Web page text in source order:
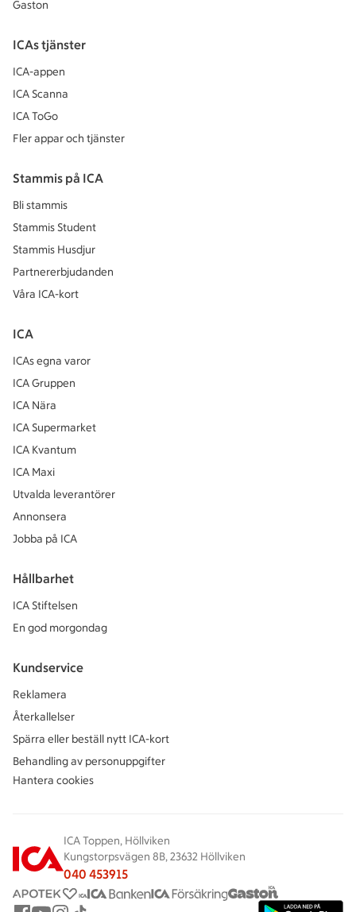
Gaston
ICAs tjänster
ICA-appen
ICA Scanna
ICA ToGo
Fler appar och tjänster
Stammis på ICA
Bli stammis
Stammis Student
Stammis Husdjur
Partnererbjudanden
Våra ICA-kort
ICA
ICAs egna varor
ICA Gruppen
ICA Nära
ICA Supermarket
ICA Kvantum
ICA Maxi
Utvalda leverantörer
Annonsera
Jobba på ICA
Hållbarhet
ICA Stiftelsen
En god morgondag
Kundservice
Reklamera
Återkallelser
Spärra eller beställ nytt ICA-kort
Behandling av personuppgifter
Hantera cookies
ICA Toppen, Höllviken
Kungstorpsvägen 8B, 23632 Höllviken
040 453915